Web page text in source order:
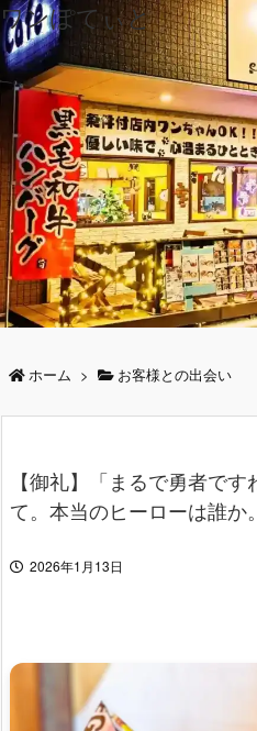
ワンぽてぃと
ホーム > お客様との出会い
【御礼】「まるで勇者で
て。本当のヒーローは誰か。
2026年1月13日